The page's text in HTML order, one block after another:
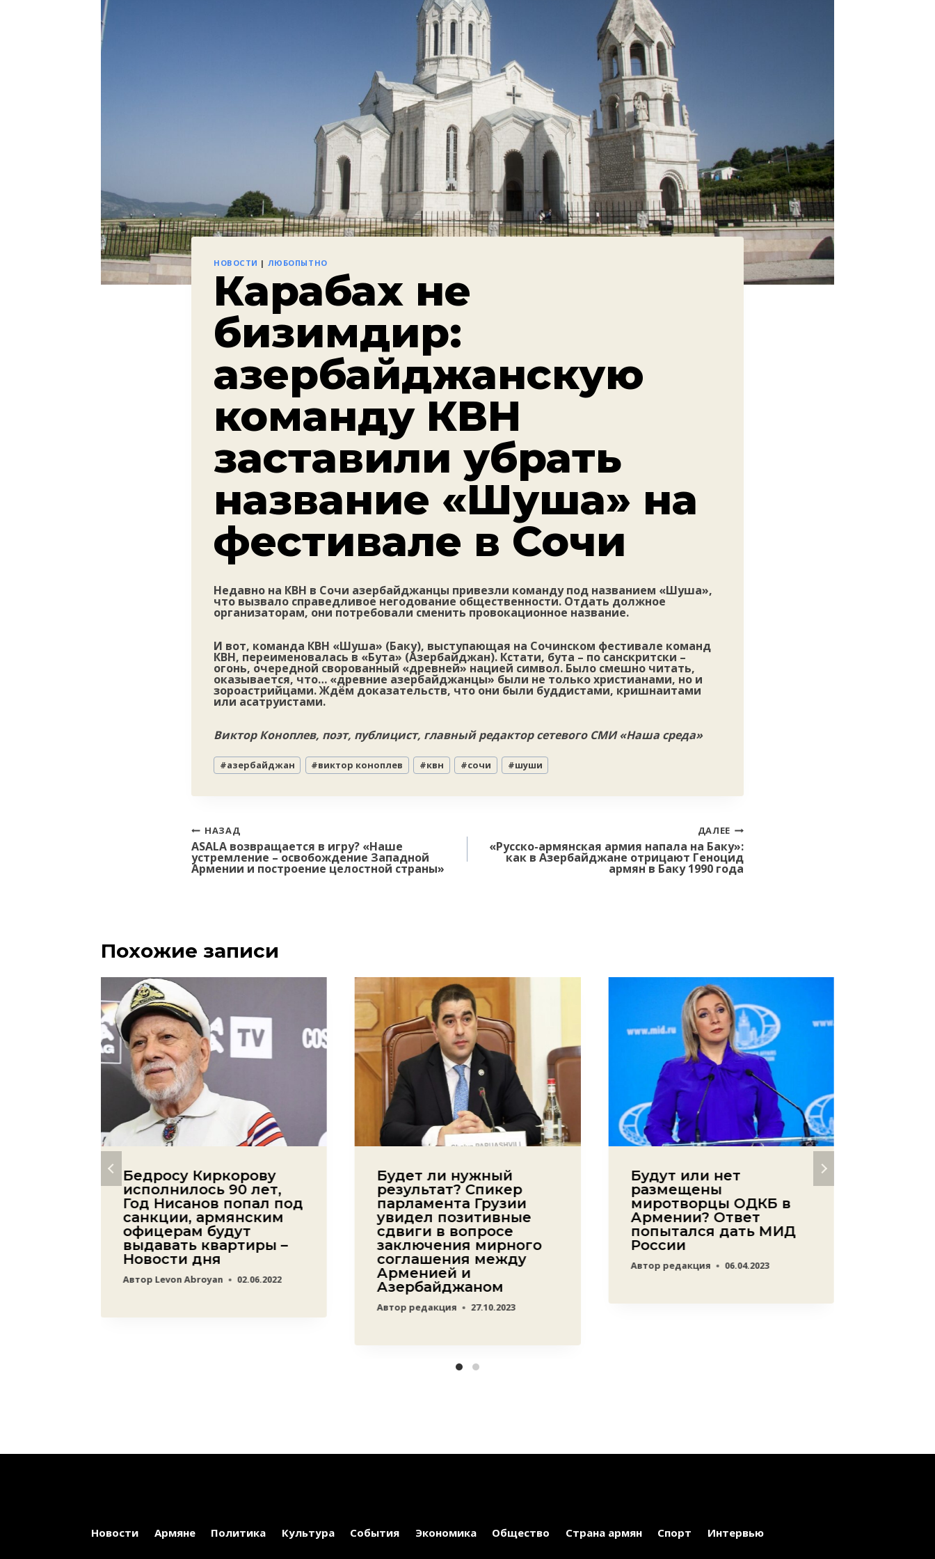
НОВОСТИ | ЛЮБОПЫТНО
Карабах не
бизимдир:
азербайджанскую
команду КВН
заставили убрать
название «Шуша» на
фестивале в Сочи
Недавно на КВН в Сочи азербайджанцы привезли команду под названием «Шуша»,
что вызвало справедливое негодование общественности. Отдать должное
организаторам, они потребовали сменить провокационное название.
И вот, команда КВН «Шуша» (Баку), выступающая на Сочинском фестивале команд
КВН, переименовалась в «Бута» (Азербайджан). Кстати, бута – по санскритски –
огонь, очередной сворованный «древней» нацией символ. Было смешно читать,
оказывается, что… «древние азербайджанцы» были не только христианами, но и
зороастрийцами. Ждём доказательств, что они были буддистами, кришнаитами
или асатруистами.
Виктор Коноплев, поэт, публицист, главный редактор сетевого СМИ «Наша среда»
Метки
записи:
#азербайджан #виктор коноплев #квн #сочи #шуши
Навигация
по
записям
НАЗАД
ASALA возвращается в игру? «Наше
устремление – освобождение Западной
Армении и построение целостной страны»
ДАЛЕЕ
«Русско-армянская армия напала на Баку»:
как в Азербайджане отрицают Геноцид
армян в Баку 1990 года
Похожие записи
Бедросу Киркорову
исполнилось 90 лет,
Год Нисанов попал под
санкции, армянским
офицерам будут
выдавать квартиры –
Новости дня
Автор Levon Abroyan 02.06.2022
Будет ли нужный
результат? Спикер
парламента Грузии
увидел позитивные
сдвиги в вопросе
заключения мирного
соглашения между
Арменией и
Азербайджаном
Автор редакция 27.10.2023
Будут или нет
размещены
миротворцы ОДКБ в
Армении? Ответ
попытался дать МИД
России
Автор редакция 06.04.2023
Новости Армяне Политика Культура События Экономика Общество Страна армян Спорт Интервью